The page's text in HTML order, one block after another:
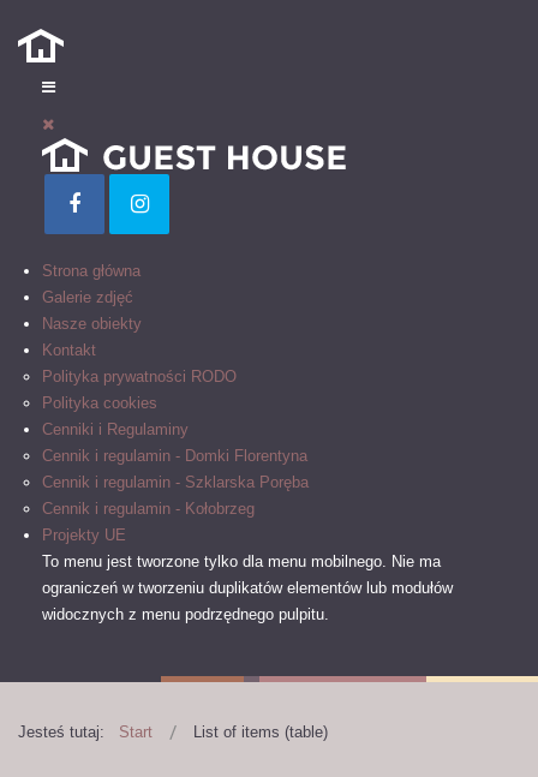
Strona główna
Galerie zdjęć
Nasze obiekty
Kontakt
Polityka prywatności RODO
Polityka cookies
Cenniki i Regulaminy
Cennik i regulamin - Domki Florentyna
Cennik i regulamin - Szklarska Poręba
Cennik i regulamin - Kołobrzeg
Projekty UE
To menu jest tworzone tylko dla menu mobilnego.
Nie ma
ograniczeń w tworzeniu duplikatów elementów lub modułów
widocznych z menu podrzędnego pulpitu.
Jesteś tutaj: Start List of items (table)